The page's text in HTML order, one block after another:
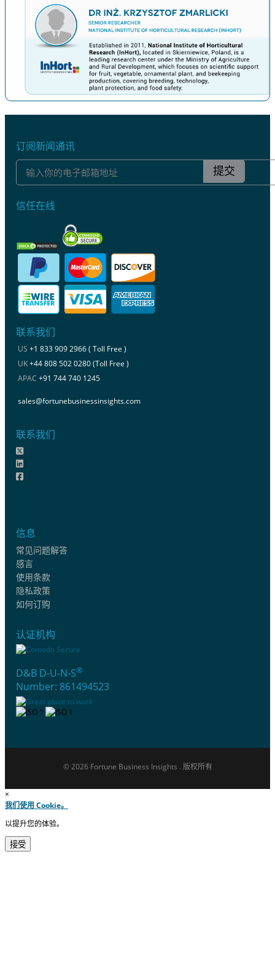
订阅新闻通讯
提交
信任在线
联系我们
US +1 833 909 2966 ( Toll Free )
UK+44 808 502 0280 (Toll Free )
APAC +91 744 740 1245
sales@fortunebusinessinsights.com
联系我们
信息
常见问题解答
感言
使用条款
隐私政策
如何订购
认证机构
D&B D-U-N-S®
Number: 861494523
© 2026 Fortune Business Insights . 版权所有
×
我们使用 Cookie。
以提升您的体验。
接受